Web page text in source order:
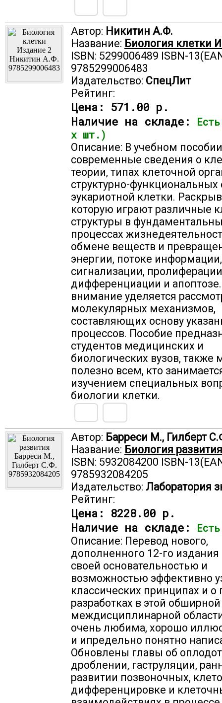
Автор: Никитин А.Ф.
Название: Биология клетки
ISBN: 5299006489 ISBN-
9785299006483
Издательство: СпецЛит
Рейтинг:
Цена: 571.00 р.
Наличие на складе:
х шт.)
Описание: В учебном
современные сведения о
теории, типах клеточной
структурно-функциональных
эукариотной клетки.
которую играют различные
структуры в
процессах
обмене веществ и
энергии, потоке
сигнализации,
дифференциации и
внимание уделяется
молекулярных механизмов,
составляющих основу
процессов. Пособие
студентов медицинских и
биологических вузов, также
полезно всем, кто
изучением специальных
биологии клетки.
Автор: Барреси М., Гилберт
Название: Биология развития
ISBN: 5932084200 ISBN-
9785932084205
Издательство: Лаборатория
Рейтинг:
Цена: 8228.00 р.
Наличие на складе:
Описание: Перевод нового,
дополненного 12-го издания
своей основательностью и
возможностью эффективно
классических принципах и
разработках в этой обширной
междисциплинарной
очень любима, хорошо
и ипредельно понятно
Обновлены главы об
дроблении, гаструляции,
развитии позвоночных,
дифференцировке и